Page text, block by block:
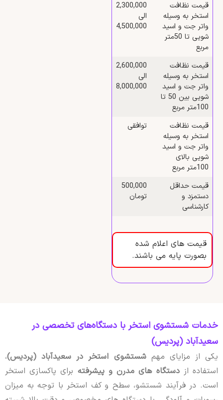
قیمت نظافت
استخر به وسیله
واتر جت و اسید
شویی تا 50متر
مربع
2,300,000
الی
4,500,000
قیمت نظافت
استخر به وسیله
واتر جت و اسید
شویی بین 50 تا
100متر مربع
2,600,000
الی
8,000,000
قیمت نظافت
استخر به وسیله
واتر جت و اسید
شویی بالای
100متر مربع
توافقی
قیمت حداقل
دستمزد و
کارشناسی
500,000
تومان
قیمت های اعلام شده
بصورت پایه می باشند.
خدمات شستشوی استخر با دستگاه‌های تخصصی در
سعیدآباد (پردیس)
یکی از مزایای مهم شستشوی استخر در سعیدآباد (پردیس)،
استفاده از دستگاه های مدرن و پیشرفتهبرای پاکسازی استخر
است. در فرآیند شستشو، سطح و کف استخر با توجه به میزان